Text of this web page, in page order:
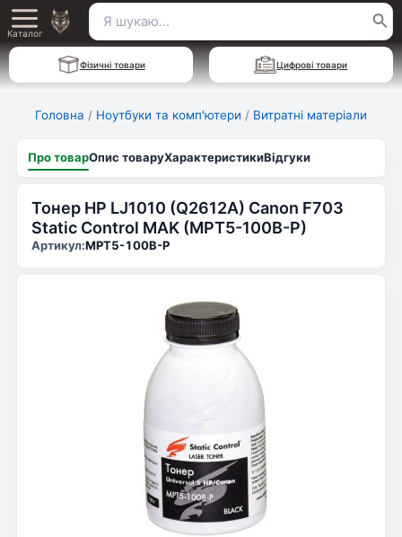
Перейти
до
вмісту
Main
Menu
Каталог
Пошук
для:
Фізичні товари Цифрові товари
Головна / Ноутбуки та комп'ютери / Витратні матеріали
Про товарОпис товаруХарактеристикиВідгуки
Тонер HP LJ1010 (Q2612A) Canon F703
Static Control MAK (MPT5-100B-P)
Артикул:MPT5-100B-P